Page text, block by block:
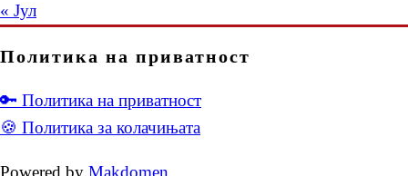
« Јул
Политика на приватност
🔑 Политика на приватност
🍪 Политика за колачињата